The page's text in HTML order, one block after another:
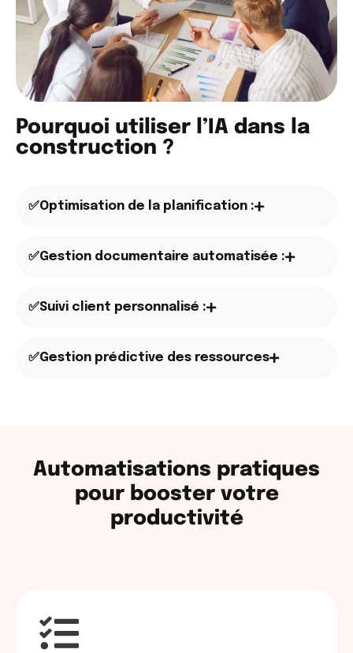
Pourquoi utiliser l’IA dans la
construction ?
✅Optimisation de la planification :
✅Gestion documentaire automatisée :
✅Suivi client personnalisé :
✅Gestion prédictive des ressources
Automatisations pratiques
pour booster votre
productivité